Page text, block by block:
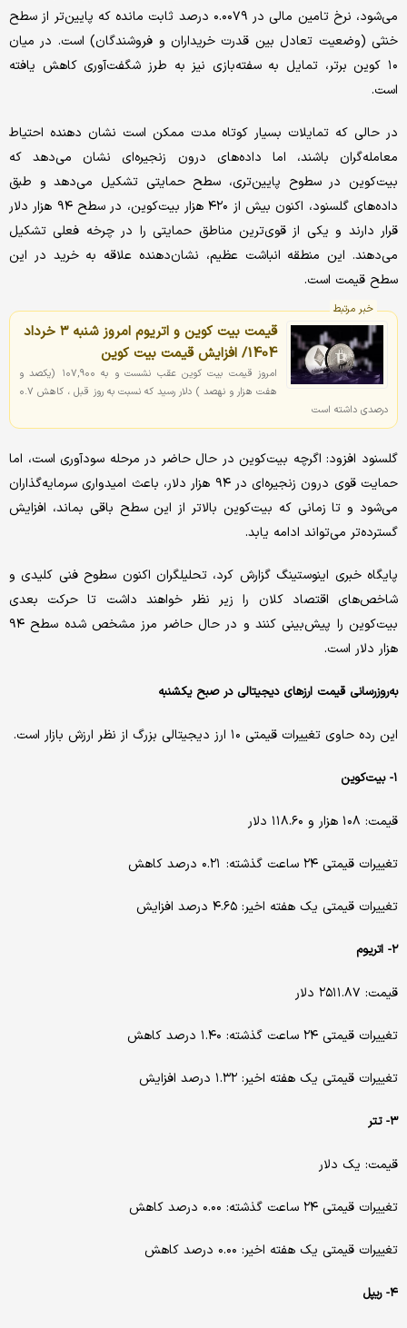
می‌شود، نرخ تامین مالی در ۰.۰۰۷۹ درصد ثابت مانده که پایین‌تر از سطح
خنثی (وضعیت تعادل بین قدرت خریداران و فروشندگان) است. در میان
۱۰ کوین برتر، تمایل به سفته‌بازی نیز به طرز شگفت‌آوری کاهش یافته
است.
در حالی که تمایلات بسیار کوتاه‌ مدت ممکن است نشان دهنده احتیاط
معامله‌گران باشند، اما داده‌های درون زنجیره‌ای نشان می‌دهد که
بیت‌کوین در سطوح پایین‌تری، سطح حمایتی تشکیل می‌دهد و طبق
داده‌های گلسنود، اکنون بیش از ۴۲۰ هزار بیت‌کوین، در سطح ۹۴ هزار دلار
قرار دارند و یکی از قوی‌ترین مناطق حمایتی را در چرخه فعلی تشکیل
می‌دهند. این منطقه انباشت عظیم، نشان‌دهنده علاقه به خرید در این
سطح قیمت است.
خبر مرتبط
قیمت بیت کوین و اتریوم امروز شنبه ۳ خرداد
1404/ افزایش قیمت بیت کوین
امروز قیمت بیت کوین عقب نشست و به ۱۰۷,۹۰۰ (یکصد و
هفت هزار و نهصد ) دلار رسید که نسبت به روز قبل ، کاهش ۰.۷
درصدی داشته است
گلسنود افزود: اگرچه بیت‌کوین در حال حاضر در مرحله سودآوری است، اما
حمایت قوی درون زنجیره‌ای در ۹۴ هزار دلار، باعث امیدواری سرمایه‌گذاران
می‌شود و تا زمانی که بیت‌کوین بالاتر از این سطح باقی بماند، افزایش
گسترده‌تر می‌تواند ادامه یابد.
پایگاه خبری اینوستینگ گزارش کرد، تحلیلگران اکنون سطوح فنی کلیدی و
شاخص‌های اقتصاد کلان را زیر نظر خواهند داشت تا حرکت بعدی
بیت‌کوین را پیش‌بینی کنند و در حال حاضر مرز مشخص شده سطح ۹۴
هزار دلار است.
به‌روزرسانی قیمت ارزهای دیجیتالی در صبح یکشنبه
این رده حاوی تغییرات قیمتی ۱۰ ارز دیجیتالی بزرگ از نظر ارزش بازار است.
۱- بیت‌کوین
قیمت: ۱۰۸ هزار و ۱۱۸.۶۰ دلار
تغییرات قیمتی ۲۴ ساعت گذشته: ۰.۲۱ درصد کاهش
تغییرات قیمتی یک هفته اخیر: ۴.۶۵ درصد افزایش
۲- اتریوم
قیمت: ۲۵۱۱.۸۷ دلار
تغییرات قیمتی ۲۴ ساعت گذشته: ۱.۴۰ درصد کاهش
تغییرات قیمتی یک هفته اخیر: ۱.۳۲ درصد افزایش
۳- تتر
قیمت: یک دلار
تغییرات قیمتی ۲۴ ساعت گذشته: ۰.۰۰ درصد کاهش
تغییرات قیمتی یک هفته اخیر: ۰.۰۰ درصد کاهش
۴- ریپل